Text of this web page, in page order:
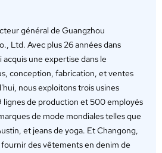
général de Guangzhou
Ltd. Avec plus 26 années dans
une expertise dans le
conception, fabrication, et ventes
nous exploitons trois usines
lignes de production et 500 employés
de mode mondiales telles que
et jeans de yoga. Et Changong,
des vêtements en denim de